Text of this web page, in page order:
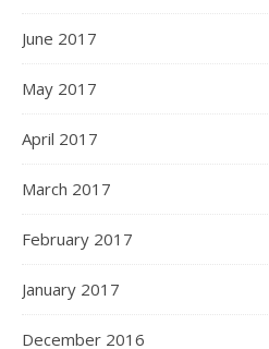
June 2017
May 2017
April 2017
March 2017
February 2017
January 2017
December 2016